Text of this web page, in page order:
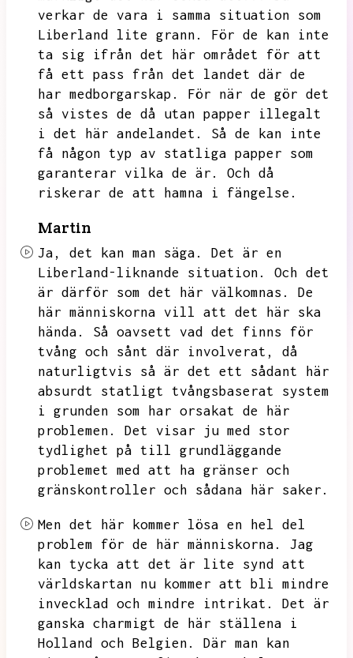
verkar de vara i samma situation som
Liberland lite grann.
För de kan inte
ta sig ifrån det här området för att
få ett pass från det landet där de
har medborgarskap.
För när de gör det
så vistes de då utan papper illegalt
i det här andelandet.
Så de kan inte
få någon typ av statliga papper som
garanterar vilka de är.
Och då
riskerar de att hamna i fängelse.
Martin
Ja, det kan man säga.
Det är en
Liberland-liknande situation.
Och det
är därför som det här välkomnas.
De
här människorna vill att det här ska
hända.
Så oavsett vad det finns för
tvång och sånt där involverat,
då
naturligtvis så är det ett sådant här
absurdt statligt tvångsbaserat system
i grunden som har orsakat de här
problemen.
Det visar ju med stor
tydlighet på till grundläggande
problemet med att ha gränser och
gränskontroller och sådana här saker.
Men det här kommer lösa en hel del
problem för de här människorna.
Jag
kan tycka att det är lite synd att
världskartan nu kommer att bli mindre
invecklad och mindre intrikat.
Det är
ganska charmigt de här ställena i
Holland och Belgien.
Där man kan